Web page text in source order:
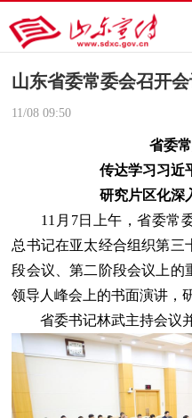
山东省委常委会召开会
11/08 09:50
省委
传达学习习近
研究片区化深
11月7日上午，省委常委
总书记在亚太经合组织第三
段会议、第二阶段会议上的
领导人峰会上的书面演讲，
省委书记林武主持会议并